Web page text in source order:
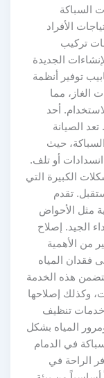
السباكة
الأفراد
تركيب
الجديدة
توفير أنظمة
الغاز، مما
أحد
الصيانة
حيث
أو تلف.
الكبيرة التي
تقدم
مثل الأحواض
الجيد. إصلاح
من الأهمية
فقدان المياه
هذه الخدمة
وكذلك إصلاحها
خدمات تنظيف
المياه بشكل
في الدمام
الراحة في